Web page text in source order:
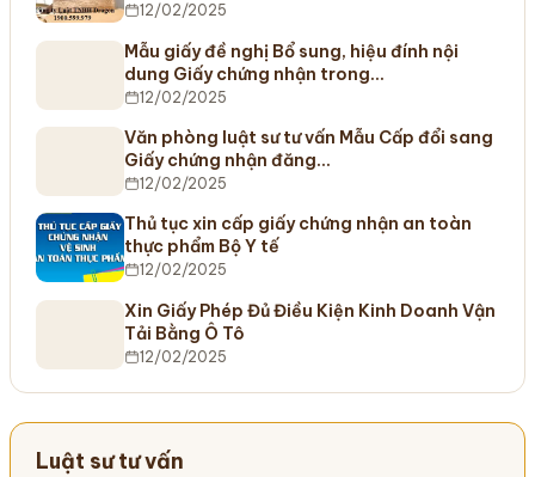
12/02/2025
Mẫu giấy đề nghị Bổ sung, hiệu đính nội
dung Giấy chứng nhận trong…
12/02/2025
Văn phòng luật sư tư vấn Mẫu Cấp đổi sang
Giấy chứng nhận đăng…
12/02/2025
Thủ tục xin cấp giấy chứng nhận an toàn
thực phẩm Bộ Y tế
12/02/2025
Xin Giấy Phép Đủ Điều Kiện Kinh Doanh Vận
Tải Bằng Ô Tô
12/02/2025
Luật sư tư vấn